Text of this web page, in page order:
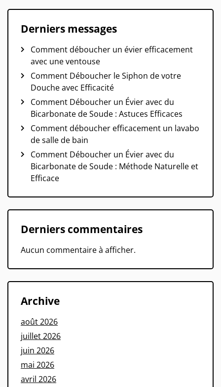
Derniers messages
Comment déboucher un évier efficacement
avec une ventouse
Comment Déboucher le Siphon de votre
Douche avec Efficacité
Comment Déboucher un Évier avec du
Bicarbonate de Soude : Astuces Efficaces
Comment déboucher efficacement un lavabo
de salle de bain
Comment Déboucher un Évier avec du
Bicarbonate de Soude : Méthode Naturelle et
Efficace
Derniers commentaires
Aucun commentaire à afficher.
Archive
août 2026
juillet 2026
juin 2026
mai 2026
avril 2026